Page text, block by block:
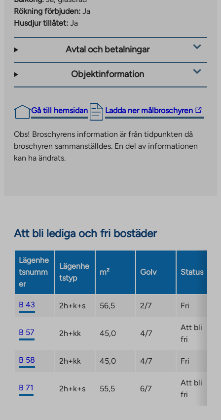
Rökning förbjuden: Ja
Husdjur tillåtet: Ja
Avtal och betalningar
Objektinformation
Gå till hemsidan Ladda ner målbroschyren
The
takes
you
in
new
Obs! Broschyrens information är från tidpunkten då
broschyren sammanställdes. En del av informationen
kan ha ändrats.
Att bli lediga och fri bostäder
Lägenhe
tsnumm
er
Lägenhe
tstyp
m² Golv Status
B 43 2h+k+s 56,5 2/7 Fri
B 57 2h+kk 45,0 4/7
Att bli
fri
B 58 2h+kk 45,0 4/7 Fri
B 71 2h+k+s 55,5 6/7
Att bli
fri